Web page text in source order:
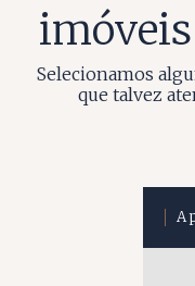
Selecionamos
que talvez